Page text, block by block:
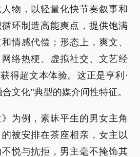
物，以轻量化快节奏叙事和
环制造高能爽点，提供饱满
情感代偿；形态上，爽文、
络热梗、虚拟社交、文艺经
得超文本体验。这正是亨利·
文化”典型的媒介间性特征。
为例，素昧平生的男女主角
被安排在茶座相亲，女主以
悦与抗拒，男主毫不掩饰其